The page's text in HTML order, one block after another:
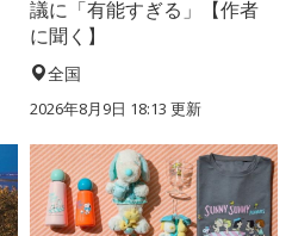
議に「有能すぎる」【作者
に聞く】
全国
2026年8月9日 18:13 更新